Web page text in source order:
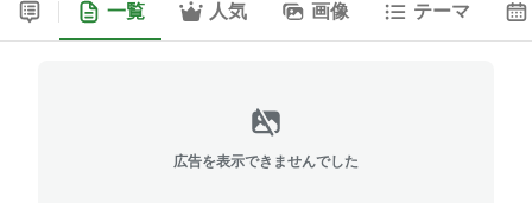
一覧 人気 画像 テーマ
広告を表示できませんでした